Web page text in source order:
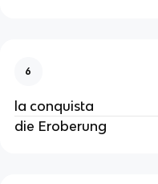
6
la conquista
die Eroberung